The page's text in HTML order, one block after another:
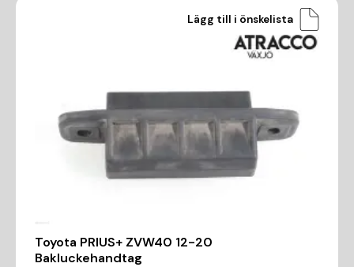
Lägg till i önskelista
Toyota PRIUS+ ZVW40 12-20
Bakluckehandtag